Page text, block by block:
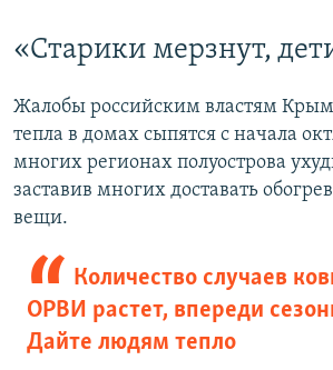
«Старики мерзнут,
Жалобы российским властям
тепла в домах сыпятся с начала
многих регионах полуострова
заставив многих доставать
вещи.
Количество случаев
ОРВИ растет, впереди
Дайте людям тепло